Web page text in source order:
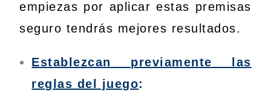
empiezas por aplicar estas premisas
seguro tendrás mejores resultados.
Establezcan previamente las
reglas del juego: